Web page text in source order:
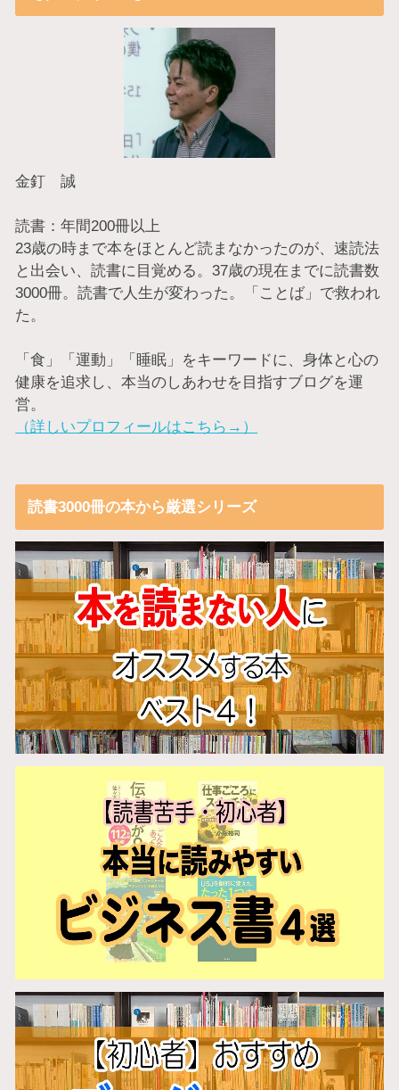
金釘 誠
読書：年間200冊以上
23歳の時まで本をほとんど読まなかったのが、速読法
と出会い、読書に目覚める。37歳の現在までに読書数
3000冊。読書で人生が変わった。「ことば」で救われ
た。
「食」「運動」「睡眠」をキーワードに、身体と心の
健康を追求し、本当のしあわせを目指すブログを運
営。
（詳しいプロフィールはこちら→）
読書3000冊の本から厳選シリーズ